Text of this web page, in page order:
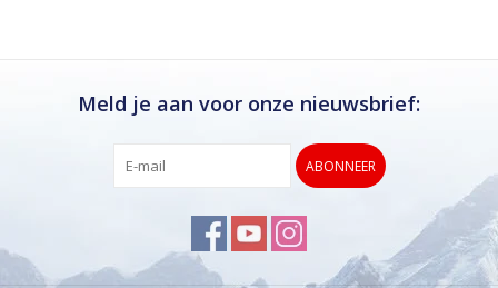
Meld je aan voor onze nieuwsbrief:
ABONNEER